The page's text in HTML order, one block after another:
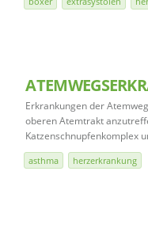
Erkrankungen der
oberen Atemtrakt
Katzenschnupfenkomplex
asthma herzerkrankung